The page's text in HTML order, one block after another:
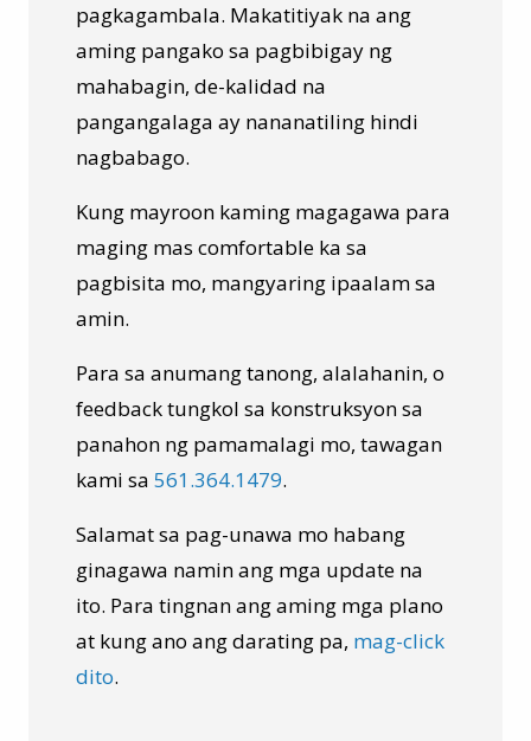
pagkagambala. Makatitiyak na ang
aming pangako sa pagbibigay ng
mahabagin, de-kalidad na
pangangalaga ay nananatiling hindi
nagbabago.
Kung mayroon kaming magagawa para
maging mas comfortable​​​​​​​ ka sa
pagbisita mo, mangyaring ipaalam sa
amin.
Para sa anumang tanong, alalahanin, o
feedback tungkol sa konstruksyon sa
panahon ng pamamalagi mo, tawagan
kami sa 561.364.1479.
Salamat sa pag-unawa mo habang
ginagawa namin ang mga update na
ito. Para tingnan ang aming mga plano
at kung ano ang darating pa, mag-click
dito.